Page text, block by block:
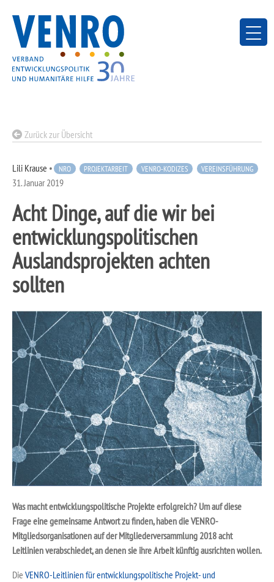
content
Zurück zur Übersicht
NRO PROJEKTARBEIT VENRO-KODIZES VEREINSFÜHRUNG
Lili Krause •
31. Januar 2019
Acht Dinge, auf die wir bei
entwicklungspolitischen
Auslandsprojekten achten
sollten
Was macht entwicklungspolitische Projekte erfolgreich? Um auf diese
Frage eine gemeinsame Antwort zu finden, haben die VENRO-
Mitgliedsorganisationen auf der Mitgliederversammlung 2018 acht
Leitlinien verabschiedet, an denen sie ihre Arbeit künftig ausrichten wollen.
Die VENRO-Leitlinien für entwicklungspolitische Projekt- und